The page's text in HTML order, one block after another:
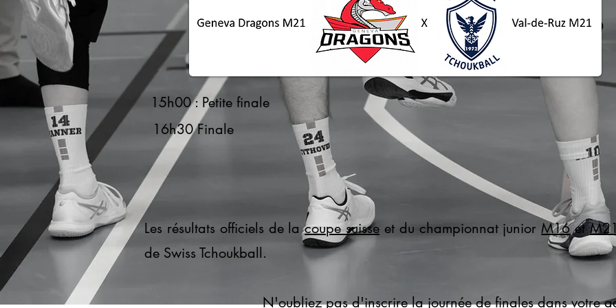
15h00 : Petite finale
16h30 Finale
Les résultats officiels de lacoupe suisse et du championnat juniorM16et
de Swiss Tchoukball.
N'oubliez pas d'inscrire la journée de finales dans votre